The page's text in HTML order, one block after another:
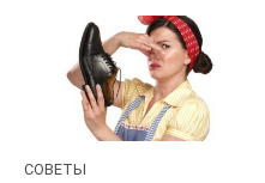
СОВЕТЫ